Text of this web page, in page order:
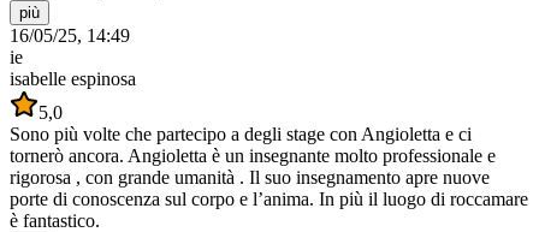
più
16/05/25, 14:49
ie
isabelle espinosa
5,0
Sono più volte che partecipo a degli stage con Angioletta e ci
tornerò ancora. Angioletta è un insegnante molto professionale e
rigorosa , con grande umanità . Il suo insegnamento apre nuove
porte di conoscenza sul corpo e l’anima. In più il luogo di roccamare
è fantastico.